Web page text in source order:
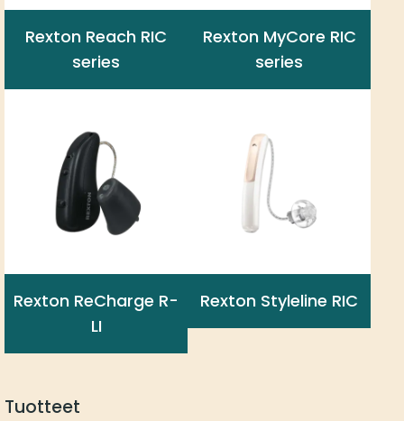
Rexton Reach RIC
series
Rexton MyCore RIC
series
Rexton ReCharge R-
LI
Rexton Styleline RIC
Tuotteet